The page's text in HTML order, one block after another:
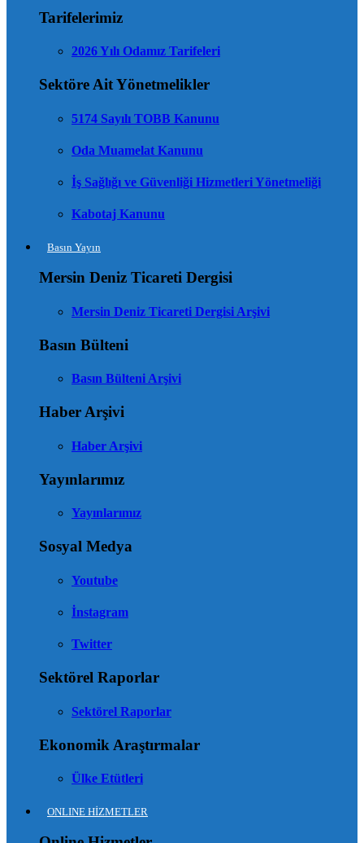
Tarifelerimiz
2026 Yılı Odamız Tarifeleri
Sektöre Ait Yönetmelikler
5174 Sayılı TOBB Kanunu
Oda Muamelat Kanunu
İş Sağlığı ve Güvenliği Hizmetleri Yönetmeliği
Kabotaj Kanunu
Basın Yayın
Mersin Deniz Ticareti Dergisi
Mersin Deniz Ticareti Dergisi Arşivi
Basın Bülteni
Basın Bülteni Arşivi
Haber Arşivi
Haber Arşivi
Yayınlarımız
Yayınlarımız
Sosyal Medya
Youtube
İnstagram
Twitter
Sektörel Raporlar
Sektörel Raporlar
Ekonomik Araştırmalar
Ülke Etütleri
ONLINE HİZMETLER